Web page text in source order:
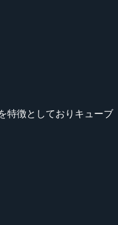
特徴としておりキューブ